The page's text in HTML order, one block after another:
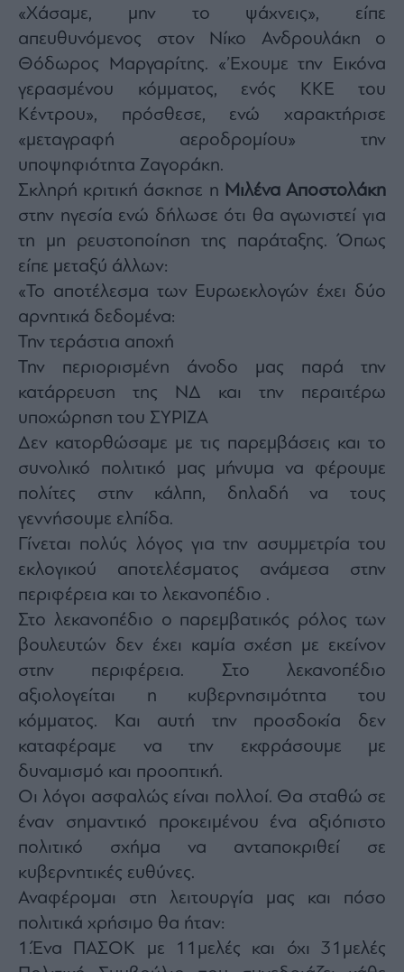
«Χάσαμε, μην το ψάχνεις», είπε
απευθυνόμενος στον Νίκο Ανδρουλάκη ο
Θόδωρος Μαργαρίτης. «’Eχουμε την Εικόνα
γερασμένου κόμματος, ενός ΚΚΕ του
Κέντρου», πρόσθεσε, ενώ χαρακτήρισε
«μεταγραφή αεροδρομίου» την
υποψηφιότητα Ζαγοράκη.
Σκληρή κριτική άσκησε η Μιλένα Αποστολάκη
στην ηγεσία ενώ δήλωσε ότι θα αγωνιστεί για
τη μη ρευστοποίηση της παράταξης. Όπως
είπε μεταξύ άλλων:
«Το αποτέλεσμα των Ευρωεκλογών έχει δύο
αρνητικά δεδομένα:
Την τεράστια αποχή
Την περιορισμένη άνοδο μας παρά την
κατάρρευση της ΝΔ και την περαιτέρω
υποχώρηση του ΣΥΡΙΖΑ
Δεν κατορθώσαμε με τις παρεμβάσεις και το
συνολικό πολιτικό μας μήνυμα να φέρουμε
πολίτες στην κάλπη, δηλαδή να τους
γεννήσουμε ελπίδα.
Γίνεται πολύς λόγος για την ασυμμετρία του
εκλογικού αποτελέσματος ανάμεσα στην
περιφέρεια και το λεκανοπέδιο .
Στο λεκανοπέδιο ο παρεμβατικός ρόλος των
βουλευτών δεν έχει καμία σχέση με εκείνον
στην περιφέρεια. Στο λεκανοπέδιο
αξιολογείται η κυβερνησιμότητα του
κόμματος. Και αυτή την προσδοκία δεν
καταφέραμε να την εκφράσουμε με
δυναμισμό και προοπτική.
Οι λόγοι ασφαλώς είναι πολλοί. Θα σταθώ σε
έναν σημαντικό προκειμένου ένα αξιόπιστο
πολιτικό σχήμα να ανταποκριθεί σε
κυβερνητικές ευθύνες.
Αναφέρομαι στη λειτουργία μας και πόσο
πολιτικά χρήσιμο θα ήταν:
1.Ένα ΠΑΣΟΚ με 11μελές και όχι 31μελές